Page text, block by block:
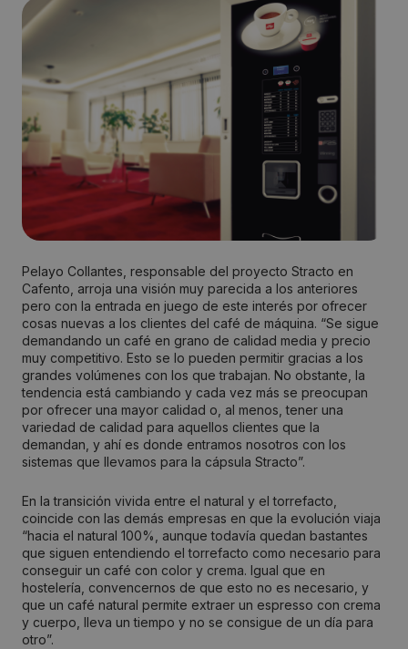
Pelayo Collantes, responsable del proyecto Stracto en
Cafento, arroja una visión muy parecida a los anteriores
pero con la entrada en juego de este interés por ofrecer
cosas nuevas a los clientes del café de máquina. “Se sigue
demandando un café en grano de calidad media y precio
muy competitivo. Esto se lo pueden permitir gracias a los
grandes volúmenes con los que trabajan. No obstante, la
tendencia está cambiando y cada vez más se preocupan
por ofrecer una mayor calidad o, al menos, tener una
variedad de calidad para aquellos clientes que la
demandan, y ahí es donde entramos nosotros con los
sistemas que llevamos para la cápsula Stracto”.
En la transición vivida entre el natural y el torrefacto,
coincide con las demás empresas en que la evolución viaja
“hacia el natural 100%, aunque todavía quedan bastantes
que siguen entendiendo el torrefacto como necesario para
conseguir un café con color y crema. Igual que en
hostelería, convencernos de que esto no es necesario, y
que un café natural permite extraer un espresso con crema
y cuerpo, lleva un tiempo y no se consigue de un día para
otro”.